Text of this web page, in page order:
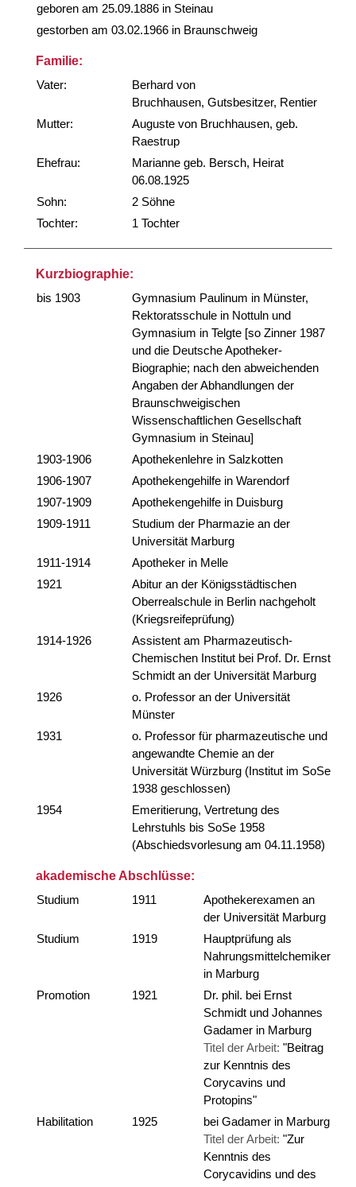
geboren am 25.09.1886 in Steinau
gestorben am 03.02.1966 in Braunschweig
Familie:
Vater:
Berhard von
Bruchhausen, Gutsbesitzer, Rentier
Mutter:
Auguste von Bruchhausen, geb.
Raestrup
Ehefrau:
Marianne geb. Bersch, Heirat
06.08.1925
Sohn:
2 Söhne
Tochter:
1 Tochter
Kurzbiographie:
bis 1903
Gymnasium Paulinum in Münster,
Rektoratsschule in Nottuln und
Gymnasium in Telgte [so Zinner 1987
und die Deutsche Apotheker-
Biographie; nach den abweichenden
Angaben der Abhandlungen der
Braunschweigischen
Wissenschaftlichen Gesellschaft
Gymnasium in Steinau]
1903-1906
Apothekenlehre in Salzkotten
1906-1907
Apothekengehilfe in Warendorf
1907-1909
Apothekengehilfe in Duisburg
1909-1911
Studium der Pharmazie an der
Universität Marburg
1911-1914
Apotheker in Melle
1921
Abitur an der Königsstädtischen
Oberrealschule in Berlin nachgeholt
(Kriegsreifeprüfung)
1914-1926
Assistent am Pharmazeutisch-
Chemischen Institut bei Prof. Dr. Ernst
Schmidt an der Universität Marburg
1926
o. Professor an der Universität
Münster
1931
o. Professor für pharmazeutische und
angewandte Chemie an der
Universität Würzburg (Institut im SoSe
1938 geschlossen)
1954
Emeritierung, Vertretung des
Lehrstuhls bis SoSe 1958
(Abschiedsvorlesung am 04.11.1958)
akademische Abschlüsse:
Studium
1911
Apothekerexamen an
der Universität Marburg
Studium
1919
Hauptprüfung als
Nahrungsmittelchemiker
in Marburg
Promotion
1921
Dr. phil. bei Ernst
Schmidt und Johannes
Gadamer in Marburg
Titel der Arbeit: "Beitrag
zur Kenntnis des
Corycavins und
Protopins"
Habilitation
1925
bei Gadamer in Marburg
Titel der Arbeit: "Zur
Kenntnis des
Corycavidins und des